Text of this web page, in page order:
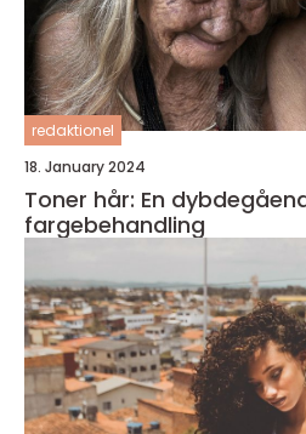
redaktionel
18. January 2024
Toner hår: En
fargebehandling